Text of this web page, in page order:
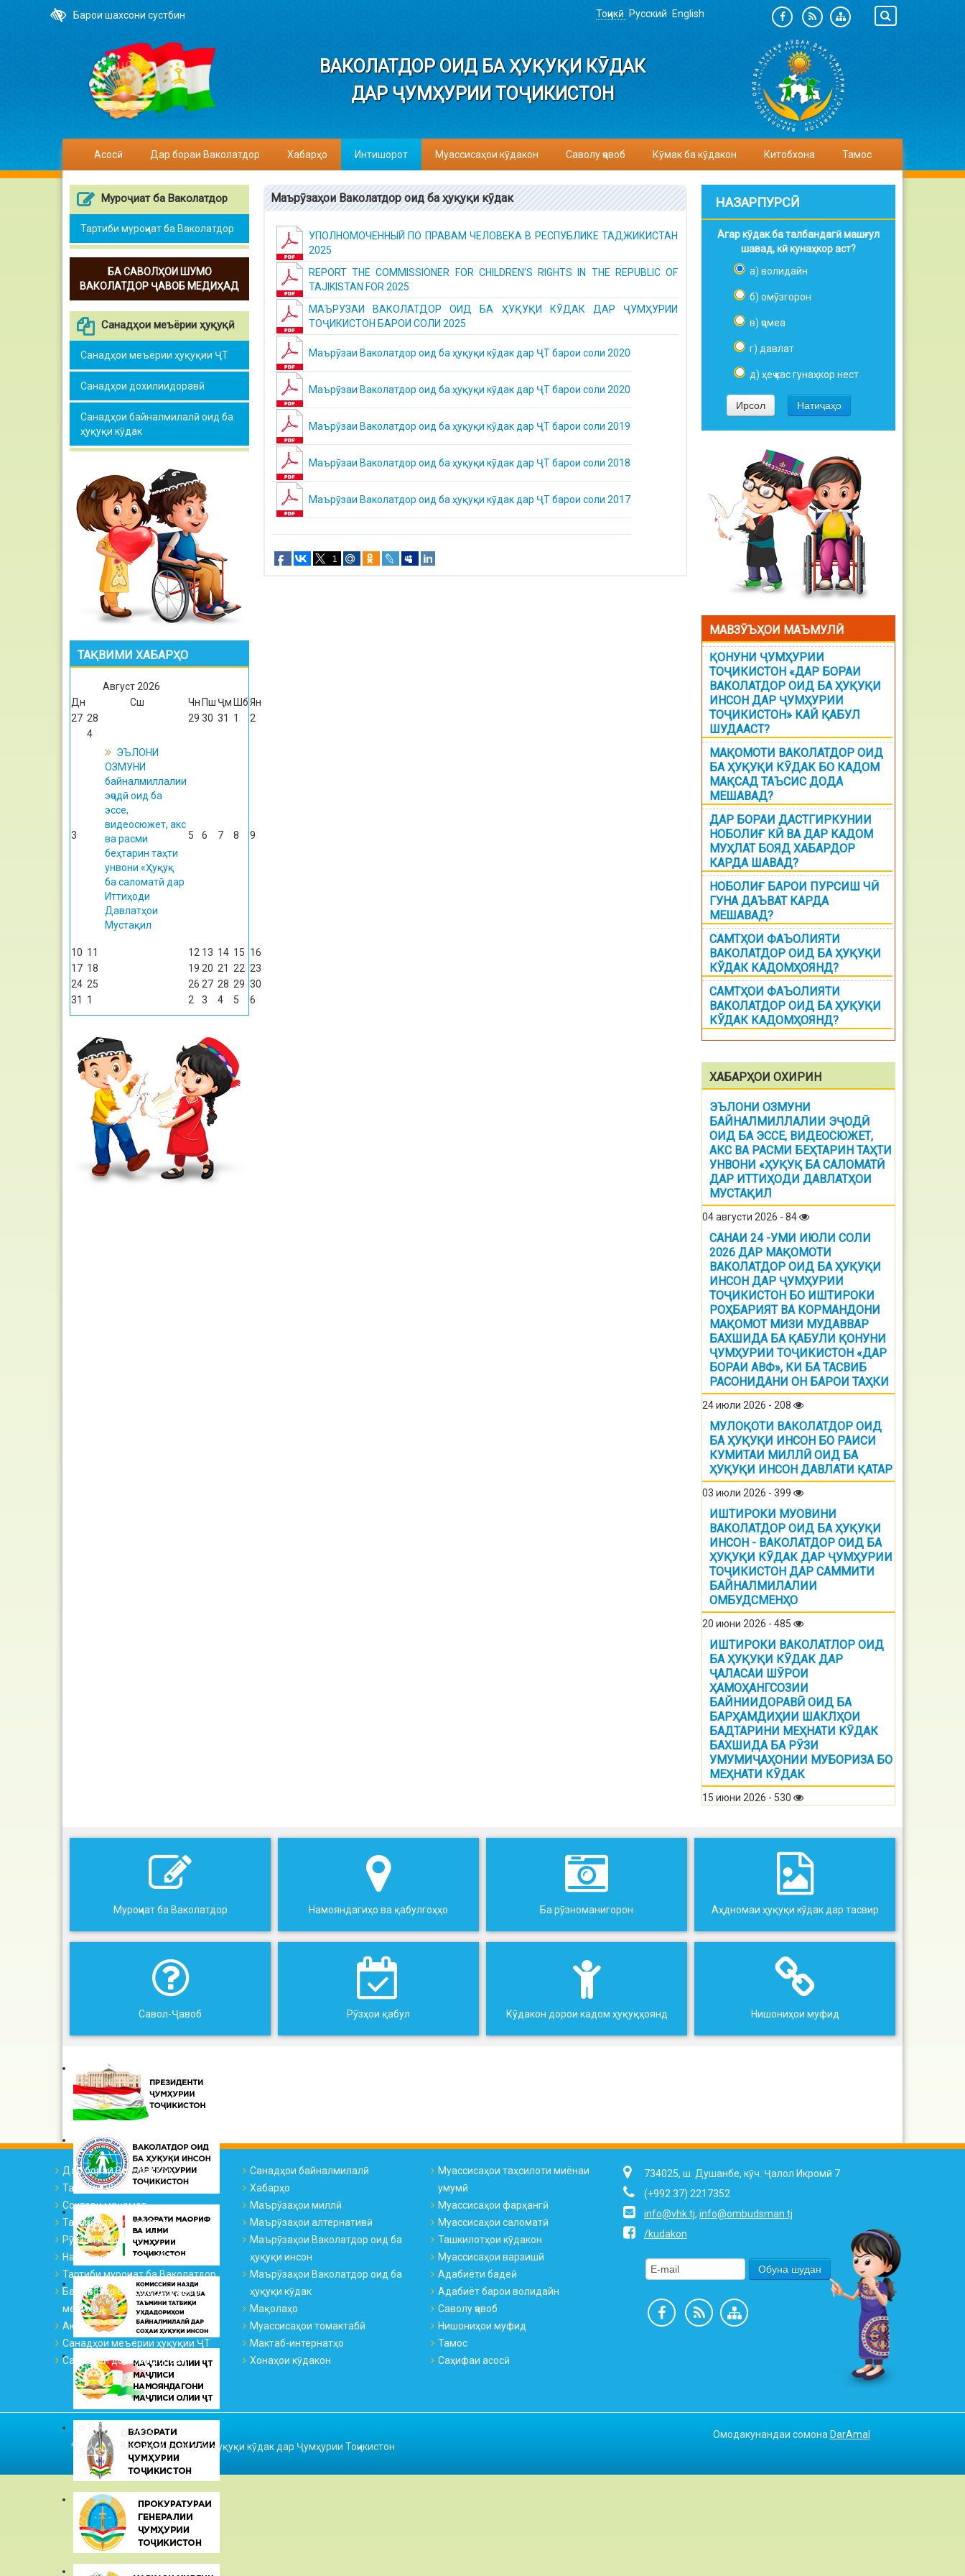
Барои шахсони сустбин Тоҷикӣ Русский English
ВАКОЛАТДОР ОИД БА ҲУҚУҚИ КӮДАК
ДАР ҶУМҲУРИИ ТОҶИКИСТОН
Асосӣ Дар бораи Ваколатдор Хабарҳо Интишорот Муассисаҳои кӯдакон Саволу ҷавоб Кӯмак ба кӯдакон Китобхона Тамос
Муроҷиат ба Ваколатдор
Тартиби муроҷиат ба Ваколатдор
БА САВОЛҲОИ ШУМО
ВАКОЛАТДОР ҶАВОБ МЕДИҲАД
Санадҳои меъёрии ҳуқуқӣ
Санадҳои меъёрии ҳуқуқии ҶТ
Санадҳои дохилиидоравӣ
Санадҳои байналмилалӣ оид ба
ҳуқуқи кӯдак
ТАҚВИМИ ХАБАРҲО
Август 2026
Дн
Сш Чн Пш Ҷм ШбЯн
27 28 29 30 31 1 2
3
4
ЭЪЛОНИ
ОЗМУНИ
байналмиллалии
эҷодӣ оид ба
эссе,
видеосюжет, акс
ва расми
беҳтарин таҳти
унвони «Ҳуқуқ
ба саломатӣ дар
Иттиҳоди
Давлатҳои
Мустақил
5 6 7 8 9
10 11 12 13 14 15 16
17 18 19 20 21 22 23
24 25 26 27 28 29 30
31
1 2 3 4 5 6
Маърӯзаҳои Ваколатдор оид ба ҳуқуқи кӯдак
УПОЛНОМОЧЕННЫЙ ПО ПРАВАМ ЧЕЛОВЕКА В РЕСПУБЛИКЕ ТАДЖИКИСТАН
2025
REPORT THE COMMISSIONER FOR CHILDREN'S RIGHTS IN THE REPUBLIC OF
TAJIKISTAN FOR 2025
МАЪРУЗАИ ВАКОЛАТДОР ОИД БА ҲУҚУҚИ КӮДАК ДАР ҶУМҲУРИИ
ТОҶИКИСТОН БАРОИ СОЛИ 2025
Маърӯзаи Ваколатдор оид ба ҳуқуқи кӯдак дар ҶТ барои соли 2020
Маърӯзаи Ваколатдор оид ба ҳуқуқи кӯдак дар ҶТ барои соли 2020
Маърӯзаи Ваколатдор оид ба ҳуқуқи кӯдак дар ҶТ барои соли 2019
Маърӯзаи Ваколатдор оид ба ҳуқуқи кӯдак дар ҶТ барои соли 2018
Маърӯзаи Ваколатдор оид ба ҳуқуқи кӯдак дар ҶТ барои соли 2017
1
НАЗАРПУРСӢ
Агар кӯдак ба талбандагӣ машғул
шавад, кӣ кунаҳкор аст?
а) волидайн
б) омӯзгорон
в) ҷомеа
г) давлат
д) ҳеҷ кас гунаҳкор нест
МАВЗӮЪҲОИ МАЪМУЛӢ
ҚОНУНИ ҶУМҲУРИИ
ТОҶИКИСТОН «ДАР БОРАИ
ВАКОЛАТДОР ОИД БА ҲУҚУҚИ
ИНСОН ДАР ҶУМҲУРИИ
ТОҶИКИСТОН» КАЙ ҚАБУЛ
ШУДААСТ?
МАҚОМОТИ ВАКОЛАТДОР ОИД
БА ҲУҚУҚИ КӮДАК БО КАДОМ
МАҚСАД ТАЪСИС ДОДА
МЕШАВАД?
ДАР БОРАИ ДАСТГИРКУНИИ
НОБОЛИҒ КӢ ВА ДАР КАДОМ
МУҲЛАТ БОЯД ХАБАРДОР
КАРДА ШАВАД?
НОБОЛИҒ БАРОИ ПУРСИШ ЧӢ
ГУНА ДАЪВАТ КАРДА
МЕШАВАД?
САМТҲОИ ФАЪОЛИЯТИ
ВАКОЛАТДОР ОИД БА ҲУҚУҚИ
КЎДАК КАДОМҲОЯНД?
САМТҲОИ ФАЪОЛИЯТИ
ВАКОЛАТДОР ОИД БА ҲУҚУҚИ
КЎДАК КАДОМҲОЯНД?
ХАБАРҲОИ ОХИРИН
ЭЪЛОНИ ОЗМУНИ
БАЙНАЛМИЛЛАЛИИ ЭҶОДӢ
ОИД БА ЭССЕ, ВИДЕОСЮЖЕТ,
АКС ВА РАСМИ БЕҲТАРИН ТАҲТИ
УНВОНИ «ҲУҚУҚ БА САЛОМАТӢ
ДАР ИТТИҲОДИ ДАВЛАТҲОИ
МУСТАҚИЛ
04 августи 2026 - 84
САНАИ 24 -УМИ ИЮЛИ СОЛИ
2026 ДАР МАҚОМОТИ
ВАКОЛАТДОР ОИД БА ҲУҚУҚИ
ИНСОН ДАР ҶУМҲУРИИ
ТОҶИКИСТОН БО ИШТИРОКИ
РОҲБАРИЯТ ВА КОРМАНДОНИ
МАҚОМОТ МИЗИ МУДАВВАР
БАХШИДА БА ҚАБУЛИ ҚОНУНИ
ҶУМҲУРИИ ТОҶИКИСТОН «ДАР
БОРАИ АВФ», КИ БА ТАСВИБ
РАСОНИДАНИ ОН БАРОИ ТАҲКИ
24 июли 2026 - 208
МУЛОҚОТИ ВАКОЛАТДОР ОИД
БА ҲУҚУҚИ ИНСОН БО РАИСИ
КУМИТАИ МИЛЛӢ ОИД БА
ҲУҚУҚИ ИНСОН ДАВЛАТИ ҚАТАР
03 июли 2026 - 399
ИШТИРОКИ МУОВИНИ
ВАКОЛАТДОР ОИД БА ҲУҚУҚИ
ИНСОН - ВАКОЛАТДОР ОИД БА
ҲУҚУҚИ КӮДАК ДАР ҶУМҲУРИИ
ТОҶИКИСТОН ДАР САММИТИ
БАЙНАЛМИЛАЛИИ
ОМБУДСМЕНҲО
20 июни 2026 - 485
ИШТИРОКИ ВАКОЛАТЛОР ОИД
БА ҲУҚУҚИ КӮДАК ДАР
ҶАЛАСАИ ШӮРОИ
ҲАМОҲАНГСОЗИИ
БАЙНИИДОРАВӢ ОИД БА
БАРҲАМДИҲИИ ШАКЛҲОИ
БАДТАРИНИ МЕҲНАТИ КӮДАК
БАХШИДА БА РӮЗИ
УМУМИҶАҲОНИИ МУБОРИЗА БО
МЕҲНАТИ КӮДАК
15 июни 2026 - 530
Муроҷиат ба Ваколатдор
Савол-Ҷавоб
Намояндагиҳо ва қабулгоҳҳо
Рӯзҳои қабул
Ба рӯзноманигорон
Кӯдакон дорои кадом ҳуқуқҳоянд
Аҳдномаи ҳуқуқи кўдак дар тасвир
Нишониҳои муфид
Дар бораи Ваколатдор
Тарҷумаи ҳоли ВҲК
Сохтори мақомот
Таснифоти муроҷиатҳо
Рӯзҳои қабул
Намояндагиҳо ва қабулгоҳҳо
Тартиби муроҷиат ба Ваколатдор
Ба саволҳо Ваколатдор ҷавоб
медиҳад
Аксҳо
Санадҳои меъёрии ҳуқуқии ҶТ
Санадҳои дохилиидоравӣ
Санадҳои байналмилалӣ
Хабарҳо
Маърӯзаҳои миллӣ
Маърӯзаҳои алтернативӣ
Маърӯзаҳои Ваколатдор оид ба
ҳуқуқи инсон
Маърӯзаҳои Ваколатдор оид ба
ҳуқуқи кӯдак
Мақолаҳо
Муассисаҳои томактабӣ
Мактаб-интернатҳо
Хонаҳои кӯдакон
Муассисаҳои таҳсилоти миёнаи
умумӣ
Муассисаҳои фарҳангӣ
Муассисаҳои саломатӣ
Ташкилотҳои кӯдакон
Муассисаҳои варзишӣ
Адабиёти бадеӣ
Адабиёт барои волидайн
Саволу ҷавоб
Нишониҳои муфид
Тамос
Саҳифаи асосӣ
734025, ш. Душанбе, кӯч. Ҷалол Икромӣ 7
(+992 37) 2217352
info@vhk.tj, info@ombudsman.tj
/kudakon
© 2026
Ваколатдор оид ба ҳуқуқи кӯдак дар Ҷумҳурии Тоҷикистон
Омодакунандаи сомона DarAmal